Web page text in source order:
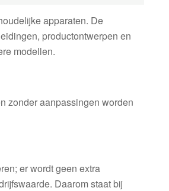
apparaten. De
productontwerpen en
modellen.
zonder aanpassingen worden
er wordt geen extra
Daarom staat bij